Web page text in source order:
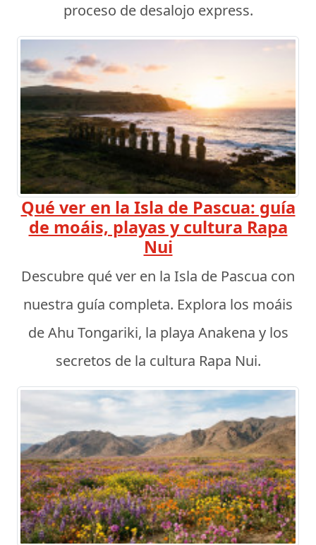
proceso de desalojo express.
Qué ver en la Isla de Pascua: guía
de moáis, playas y cultura Rapa
Nui
Descubre qué ver en la Isla de Pascua con
nuestra guía completa. Explora los moáis
de Ahu Tongariki, la playa Anakena y los
secretos de la cultura Rapa Nui.